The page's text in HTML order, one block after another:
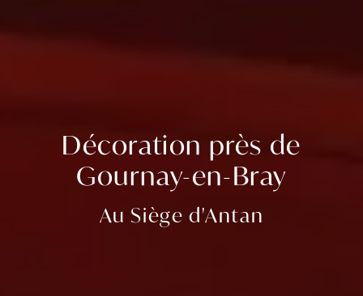
Décoration près de
Gournay-en-Bray
Au Siège d'Antan